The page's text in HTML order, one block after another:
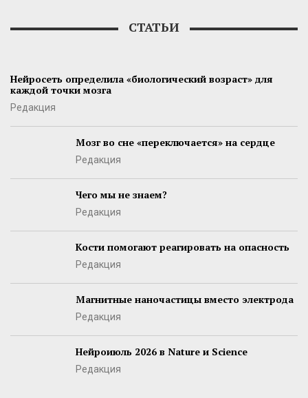
СТАТЬИ
Нейросеть определила «биологический возраст» для
каждой точки мозга
Редакция
Мозг во сне «переключается» на сердце
Редакция
Чего мы не знаем?
Редакция
Кости помогают реагировать на опасность
Редакция
Магнитные наночастицы вместо электрода
Редакция
Нейроиюль 2026 в Nature и Science
Редакция